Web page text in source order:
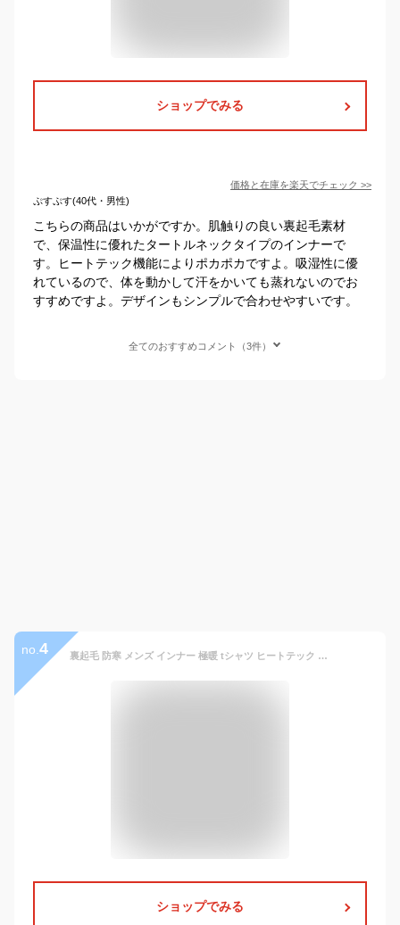
ショップでみる
価格と在庫を楽天でチェック >>
ぷすぷす(40代・男性)
こちらの商品はいかがですか。肌触りの良い裏起毛素材
で、保温性に優れたタートルネックタイプのインナーで
す。ヒートテック機能によりポカポカですよ。吸湿性に優
れているので、体を動かして汗をかいても蒸れないのでお
すすめですよ。デザインもシンプルで合わせやすいです。
全てのおすすめコメント（3件）
no. 4 裏起毛 防寒 メンズ インナー 極暖 tシャツ ヒートテック あったか 暖か 暖かい トップス ハイネック タートル タートルネック 長袖 & 七分袖 7分袖 ゴルフ あったかインナー 肌着 白 黒 ホワイト ブラック s m l xl 3l アクセONE 新作 服 秋 冬 秋服 秋冬
ショップでみる